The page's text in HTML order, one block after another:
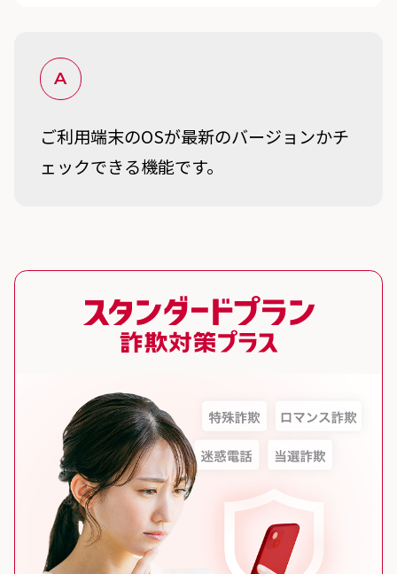
A
ご利用端末のOSが最新のバージョンかチ
ェックできる機能です。
スタンダードプラン 詐欺